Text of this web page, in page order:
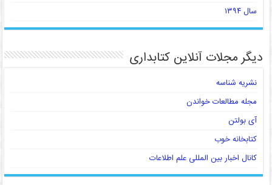
سال ۱۳۹۴
دیگر مجلات آنلاین کتابداری
نشریه شناسه
مجله مطالعات خواندن
آی بولتن
کتابخانه خوب
کانال اخبار بین المللی علم اطلاعات